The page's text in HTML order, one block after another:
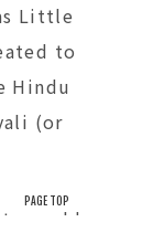
Little
to
Hindu
(or
could
PAGE TOP